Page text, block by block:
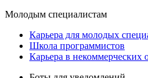
Молодым специалистам
Карьера для молодых
Школа программистов
Карьера в некоммерческих